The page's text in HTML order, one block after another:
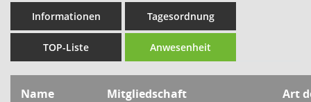
Informationen Tagesordnung
TOP-Liste Anwesenheit
Name Mitgliedschaft
Art